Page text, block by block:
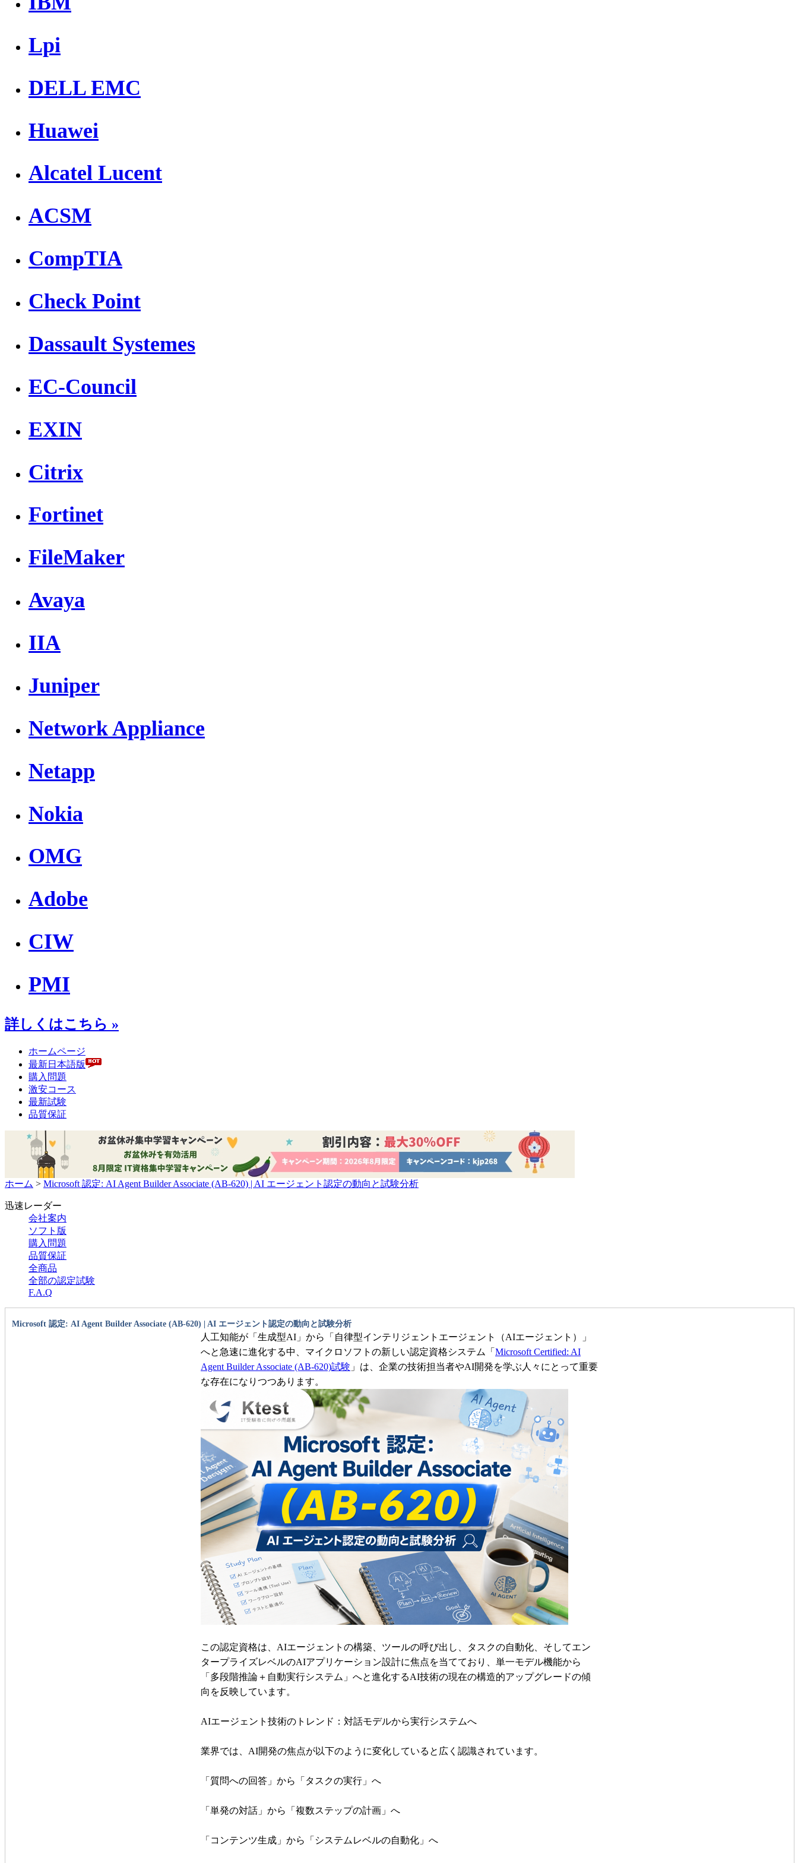
Lpi
DELL EMC
Huawei
Alcatel Lucent
ACSM
CompTIA
Check Point
Dassault Systemes
EC-Council
EXIN
Citrix
Fortinet
FileMaker
Avaya
IIA
Juniper
Network Appliance
Netapp
Nokia
OMG
Adobe
CIW
PMI
詳しくはこちら »
ホームページ
最新日本語版
購入問題
激安コース
最新試験
品質保証
ホーム > Microsoft 認定: AI Agent Builder Associate (AB-620) | AI エージェント認定の動向と試験分析
迅速レーダー
会社案内
ソフト版
購入問題
品質保証
全商品
全部の認定試験
F.A.Q
Microsoft 認定: AI Agent Builder Associate (AB-620) | AI エージェント認定の動向と試験分析
人工知能が「生成型AI」から「自律型インテリジェントエージェント（AIエージェント）」
へと急速に進化する中、マイクロソフトの新しい認定資格システム「 Microsoft Certified: AI
Agent Builder Associate (AB-620)試験 」は、企業の技術担当者やAI開発を学ぶ人々にとって重要
な存在になりつつあります。
この認定資格は、AIエージェントの構築、ツールの呼び出し、タスクの自動化、そしてエン
タープライズレベルのAIアプリケーション設計に焦点を当てており、単一モデル機能から
「多段階推論＋自動実行システム」へと進化するAI技術の現在の構造的アップグレードの傾
向を反映しています。
AIエージェント技術のトレンド：対話モデルから実行システムへ
業界では、AI開発の焦点が以下のように変化していると広く認識されています。
「質問への回答」から「タスクの実行」へ
「単発の対話」から「複数ステップの計画」へ
「コンテンツ生成」から「システムレベルの自動化」へ